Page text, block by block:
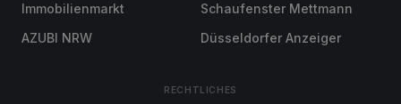
Immobilienmarkt
AZUBI NRW
Schaufenster Mettmann
Düsseldorfer Anzeiger
RECHTLICHES